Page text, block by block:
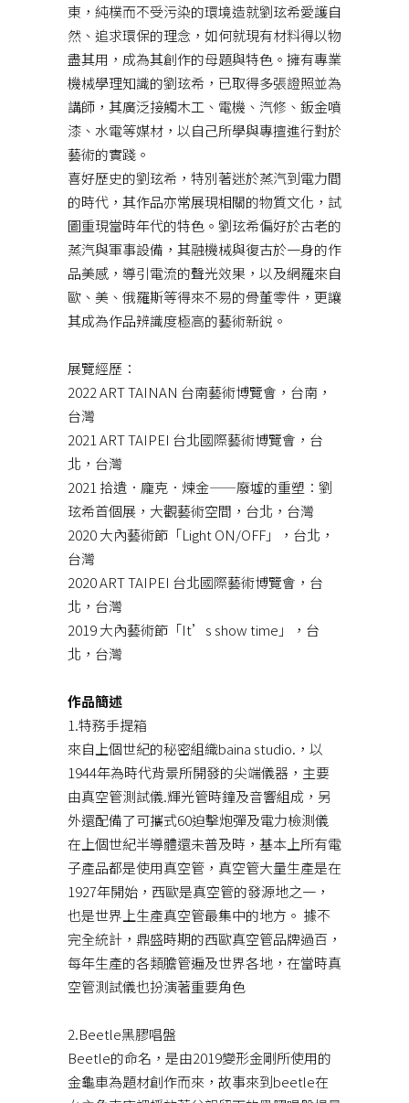
東，純樸而不受污染的環境造就劉玹希愛護自
然、追求環保的理念，如何就現有材料得以物
盡其用，成為其創作的母題與特色。擁有專業
機械學理知識的劉玹希，已取得多張證照並為
講師，其廣泛接觸木工、電機、汽修、鈑金噴
漆、水電等媒材，以自己所學與專擅進行對於
藝術的實踐。
喜好歷史的劉玹希，特別著迷於蒸汽到電力間
的時代，其作品亦常展現相關的物質文化，試
圖重現當時年代的特色。劉玹希偏好於古老的
蒸汽與軍事設備，其融機械與復古於一身的作
品美感，導引電流的聲光效果，以及網羅來自
歐、美、俄羅斯等得來不易的骨董零件，更讓
其成為作品辨識度極高的藝術新銳。
展覽經歷：
2022 ART TAINAN 台南藝術博覽會，台南，
台灣
2021 ART TAIPEI 台北國際藝術博覽會，台
北，台灣
2021 拾遺．龐克．煉金——廢墟的重塑：劉
玹希首個展，大觀藝術空間，台北，台灣
2020 大內藝術節「Light ON/OFF」，台北，
台灣
2020 ART TAIPEI 台北國際藝術博覽會，台
北，台灣
2019 大內藝術節「It’s show time」，台
北，台灣
作品簡述
1.特務手提箱
來自上個世紀的秘密組織baina studio.，以
1944年為時代背景所開發的尖端儀器，主要
由真空管測試儀.輝光管時鐘及音響組成，另
外還配備了可攜式60迫擊炮彈及電力檢測儀
在上個世紀半導體還未普及時，基本上所有電
子產品都是使用真空管，真空管大量生產是在
1927年開始，西歐是真空管的發源地之一，
也是世界上生產真空管最集中的地方。 據不
完全統計，鼎盛時期的西歐真空管品牌過百，
每年生產的各類膽管遍及世界各地，在當時真
空管測試儀也扮演著重要角色
2.Beetle黑膠唱盤
Beetle的命名，是由2019變形金剛所使用的
金龜車為題材創作而來，故事來到beetle在